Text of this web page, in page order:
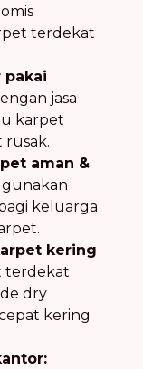
terdekat
pakai
jasa
karpet
rusak.
aman &
keluarga
kering
terdekat
dry
kering